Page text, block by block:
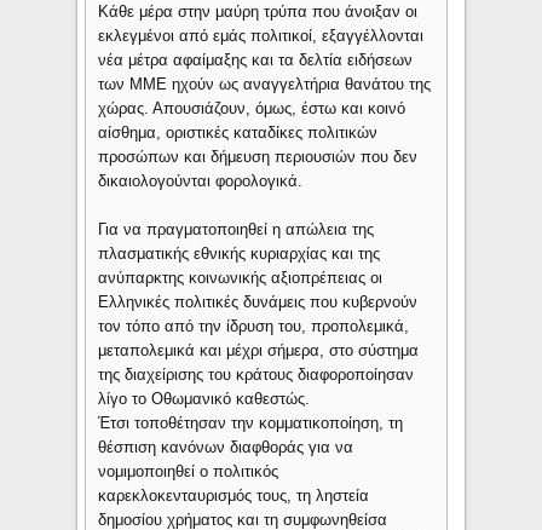
Κάθε μέρα στην μαύρη τρύπα που άνοιξαν οι
εκλεγμένοι από εμάς πολιτικοί, εξαγγέλλονται
νέα μέτρα αφαίμαξης και τα δελτία ειδήσεων
των ΜΜΕ ηχούν ως αναγγελτήρια θανάτου της
χώρας. Απουσιάζουν, όμως, έστω και κοινό
αίσθημα, οριστικές καταδίκες πολιτικών
προσώπων και δήμευση περιουσιών που δεν
δικαιολογούνται φορολογικά.
Για να πραγματοποιηθεί η απώλεια της
πλασματικής εθνικής κυριαρχίας και της
ανύπαρκτης κοινωνικής αξιοπρέπειας οι
Ελληνικές πολιτικές δυνάμεις που κυβερνούν
τον τόπο από την ίδρυση του, προπολεμικά,
μεταπολεμικά και μέχρι σήμερα, στο σύστημα
της διαχείρισης του κράτους διαφοροποίησαν
λίγο το Οθωμανικό καθεστώς.
Έτσι τοποθέτησαν την κομματικοποίηση, τη
θέσπιση κανόνων διαφθοράς για να
νομιμοποιηθεί ο πολιτικός
καρεκλοκενταυρισμός τους, τη ληστεία
δημοσίου χρήματος και τη συμφωνηθείσα